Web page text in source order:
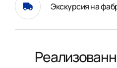
Экскурсия на